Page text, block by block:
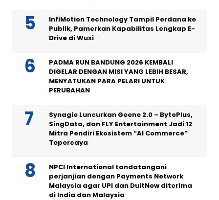
InfiMotion Technology Tampil Perdana ke
Publik, Pamerkan Kapabilitas Lengkap E-
Drive di Wuxi
PADMA RUN BANDUNG 2026 KEMBALI
DIGELAR DENGAN MISI YANG LEBIH BESAR,
MENYATUKAN PARA PELARI UNTUK
PERUBAHAN
Synagie Luncurkan Geene 2.0 – BytePlus,
SingData, dan FLY Entertainment Jadi 12
Mitra Pendiri Ekosistem “AI Commerce”
Tepercaya
NPCI International tandatangani
perjanjian dengan Payments Network
Malaysia agar UPI dan DuitNow diterima
di India dan Malaysia